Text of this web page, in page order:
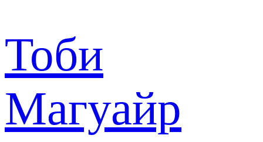
Тоби
Магуайр